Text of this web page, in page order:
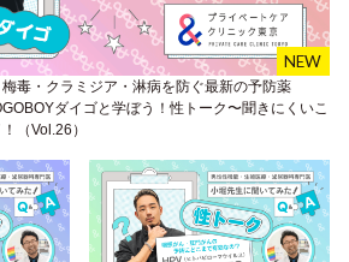
梅毒・クラミジア・淋病を防ぐ最新の予防薬
ダイゴと学ぼう！性トーク〜聞きにくいこ
（Vol.26）